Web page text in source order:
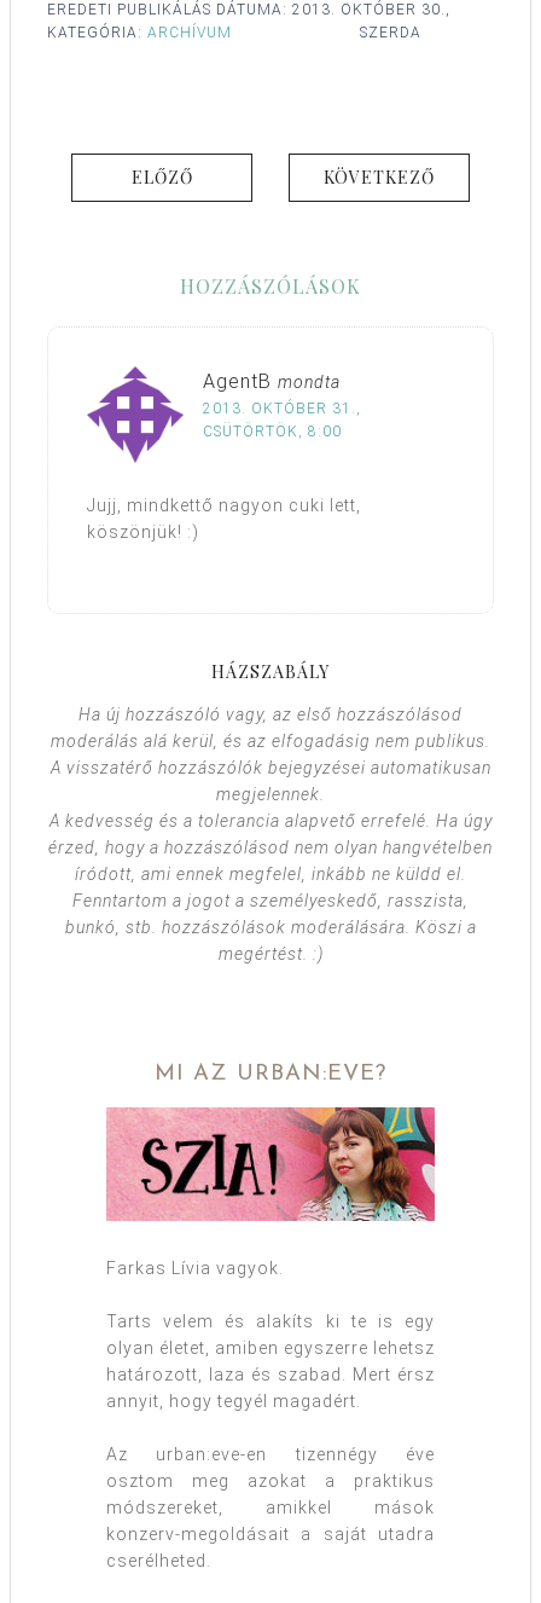
EREDETI PUBLIKÁLÁS DÁTUMA: 2013. OKTÓBER 30.,
SZERDA
KATEGÓRIA: ARCHÍVUM
ELŐZŐ KÖVETKEZŐ
HOZZÁSZÓLÁSOK
AgentB mondta
2013. OKTÓBER 31.,
CSÜTÖRTÖK, 8:00
Jujj, mindkettő nagyon cuki lett,
köszönjük! :)
HÁZSZABÁLY
Ha új hozzászóló vagy, az első hozzászólásod
moderálás alá kerül, és az elfogadásig nem publikus.
A visszatérő hozzászólók bejegyzései automatikusan
megjelennek.
A kedvesség és a tolerancia alapvető errefelé. Ha úgy
érzed, hogy a hozzászólásod nem olyan hangvételben
íródott, ami ennek megfelel, inkább ne küldd el.
Fenntartom a jogot a személyeskedő, rasszista,
bunkó, stb. hozzászólások moderálására. Köszi a
megértést. :)
MI AZ URBAN:EVE?
Farkas Lívia vagyok.
Tarts velem és alakíts ki te is egy
olyan életet, amiben egyszerre lehetsz
határozott, laza és szabad. Mert érsz
annyit, hogy tegyél magadért.
Az urban:eve-en tizennégy éve
osztom meg azokat a praktikus
módszereket, amikkel mások
konzerv-megoldásait a saját utadra
cserélheted.